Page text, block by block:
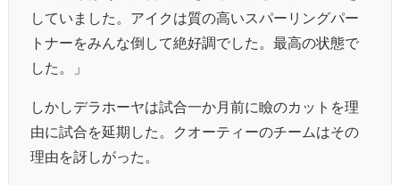
していました。アイクは質の高いスパーリングパー
トナーをみんな倒して絶好調でした。最高の状態で
した。」
しかしデラホーヤは試合一か月前に瞼のカットを理
由に試合を延期した。クオーティーのチームはその
理由を訝しがった。